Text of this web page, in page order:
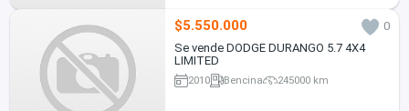
$5.550.000
0
Se vende DODGE DURANGO 5.7 4X4
LIMITED
2010 Bencina 245000 km